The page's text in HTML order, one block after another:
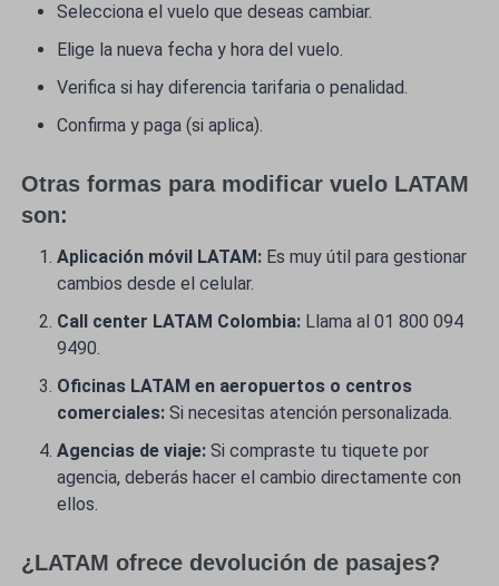
Selecciona el vuelo que deseas cambiar.
Elige la nueva fecha y hora del vuelo.
Verifica si hay diferencia tarifaria o penalidad.
Confirma y paga (si aplica).
Otras formas para modificar vuelo LATAM
son:
Aplicación móvil LATAM: Es muy útil para gestionar
cambios desde el celular.
Call center LATAM Colombia:Llama al 01 800 094
9490.
Oficinas LATAM en aeropuertos o centros
comerciales:Si necesitas atención personalizada.
Agencias de viaje:Si compraste tu tiquete por
agencia, deberás hacer el cambio directamente con
ellos.
¿LATAM ofrece devolución de pasajes?